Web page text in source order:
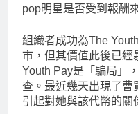
pop明星是否受到報酬
組織者成功為The
市，但其價值此後已經
Youth Pay是「騙局」
查。最近幾天出現了曹
引起對她與該代幣的關